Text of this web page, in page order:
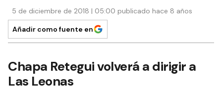
5 de diciembre de 2018 | 05:00 publicado hace 8 años
Añadir como fuente en
Chapa Retegui volverá a dirigir a
Las Leonas